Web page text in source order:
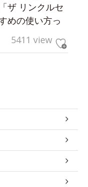
ザ リンクルセ
めの使い方っ
5411 view